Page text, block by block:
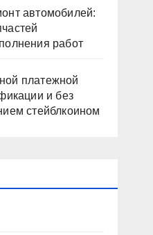
автомобилей:
работ
платежной
и без
стейблкоином